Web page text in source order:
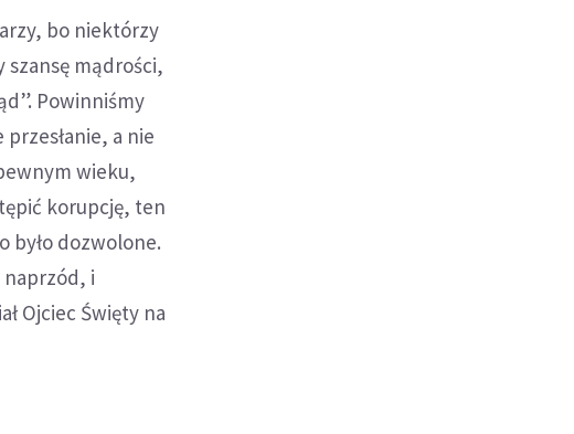
bo niektórzy
szansę mądrości,
Powinniśmy
a nie
wieku,
korupcję, ten
było dozwolone.
i
Ojciec Święty na